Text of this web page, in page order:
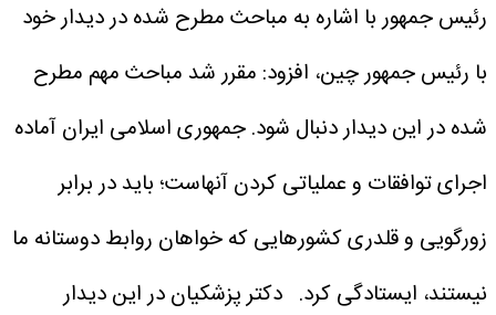
رئیس جمهور با اشاره به مباحث مطرح شده در دیدار خود
با رئیس جمهور چین، افزود: مقرر شد مباحث مهم مطرح
شده در این دیدار دنبال شود. جمهوری اسلامی ایران آماده
اجرای توافقات و عملیاتی کردن آنهاست؛ باید در برابر
زورگویی و قلدری کشورهایی که خواهان روابط دوستانه ما
نیستند، ایستادگی کرد. دکتر پزشکیان در این دیدار